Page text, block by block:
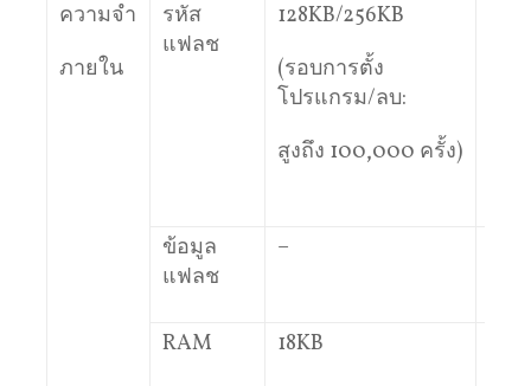
ความจำ
ภายใน
รหัส
แฟลช
128KB/256KB
(รอบการตั้ง
โปรแกรม/ลบ:
สูงถึง 100,000 ครั้ง)
ข้อมูล
แฟลช
–
RAM 18KB